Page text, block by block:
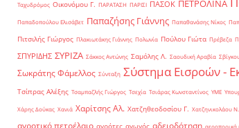
Ταχυδρόμος Οικονόμου Γ. ΠΑΡΑΤΑΣΗ ΠΑΡΙΣΙ ΠΑΣΟΚ ΠΕΤΡΟΛΙΝΑ
Παπαδοπούλου Ελισάβετ Παπαζήσης Γιάννης Παπαθανάσης Νίκος
Πιτσιλής Γιώργος Πλακιωτάκης Γιάννης Πολωνία Πούλου Γιώτα Πρέβεζα
ΣΠΥΡΙΔΗΣ ΣΥΡΙΖΑ Σάκκος Αντώνης Σαμόλης Λ. Σαουδική Αραβία
Σωκράτης Φάμελλος Σύνταξη Σύστημα Εισροών -
Τσίπρας Αλέξης Τσαμπαζλής Γιώργος Τσεχία Τσιάρας Κωνσταντίνος ΥΜΕ
Χάρης Δούκας Χανιά Χαρίτσης Αλ. Χατζηθεοδοσίου Γ. Χατζηνικολάου Ν.
αγροτικό πετρέλαιο αδειοδότηση αεροπορικά